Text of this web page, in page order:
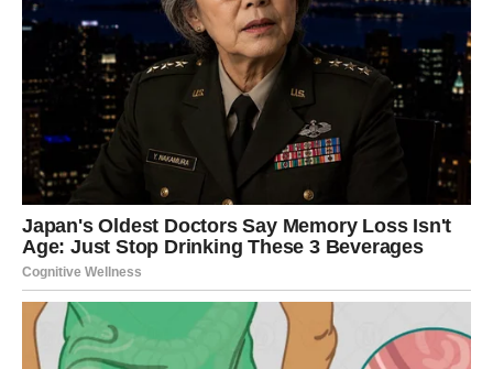
Ako ste čekali priliku – dolazi.
Ako ste razmišljali o promeni – otvaraju se vrata.
Finansijski aspekt takođe pokazuje znakove rasta. Možda
kroz bonus, dodatni posao ili novu saradnju.
Ovo je period kada vaša inicijativa postaje vaša najveća
LJUBAV – POŠTOVANJE
UMESTO DOKAZIVANJA